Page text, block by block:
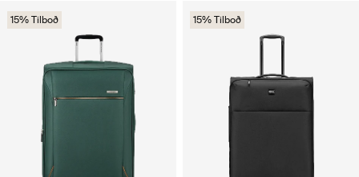
15% Tilboð 15% Tilboð